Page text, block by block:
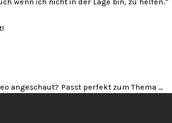
angeschaut? Passt perfekt zum Thema …